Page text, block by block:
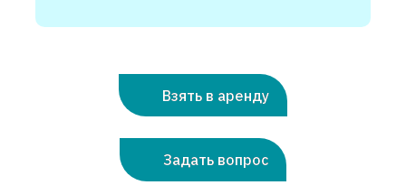
Взять в аренду
Задать вопрос